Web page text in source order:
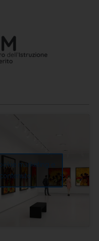
marketing e